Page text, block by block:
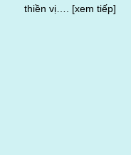
thiền vị…. [xem tiếp]